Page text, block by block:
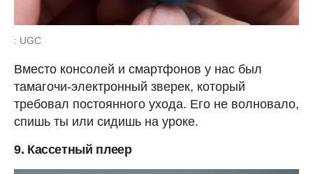
: UGC
Вместо консолей и смартфонов у нас был
тамагочи-электронный зверек, который
требовал постоянного ухода. Его не волновало,
спишь ты или сидишь на уроке.
9. Кассетный плеер